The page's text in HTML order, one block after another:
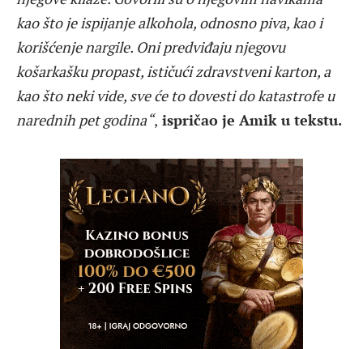
kao što je ispijanje alkohola, odnosno piva, kao i
korišćenje nargile. Oni predviđaju njegovu
košarkašku propast, ističući zdravstveni karton, a
kao što neki vide, sve će to dovesti do katastrofe u
narednih pet godina“, ispričao je Amik u tekstu.